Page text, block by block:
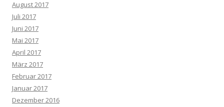
August 2017
Juli 2017
Juni 2017
Mai 2017
April 2017
März 2017
Februar 2017
Januar 2017
Dezember 2016